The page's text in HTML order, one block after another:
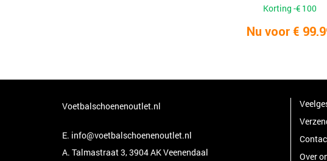
Korting -€ 100
Nu voor €
Voetbalschoenenoutlet.nl
E. info@voetbalschoenenoutlet.nl
A. Talmastraat 3, 3904 AK Veenendaal
Over